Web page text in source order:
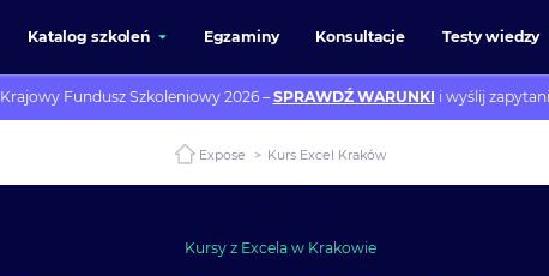
Katalog szkoleń Egzaminy Konsultacje Testy wiedzy
Krajowy Fundusz Szkoleniowy 2026 – SPRAWDŹ WARUNKI i wyślij
Expose > Kurs Excel Kraków
Kursy z Excela w Krakowie